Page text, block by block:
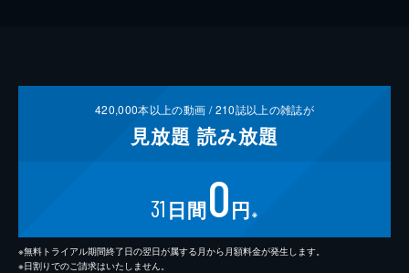
420,000本以上の動画 /210誌以上の雑誌が
見放題 読み放題
31 日間0円 ※
※無料トライアル期間終了日の翌日が属する月から月額料金が発生します。
※日割りでのご請求はいたしません。